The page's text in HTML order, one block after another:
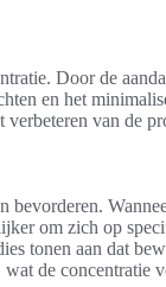
Door de
en het
verbeteren van de
bevorderen.
om zich op
tonen aan dat
de concentratie